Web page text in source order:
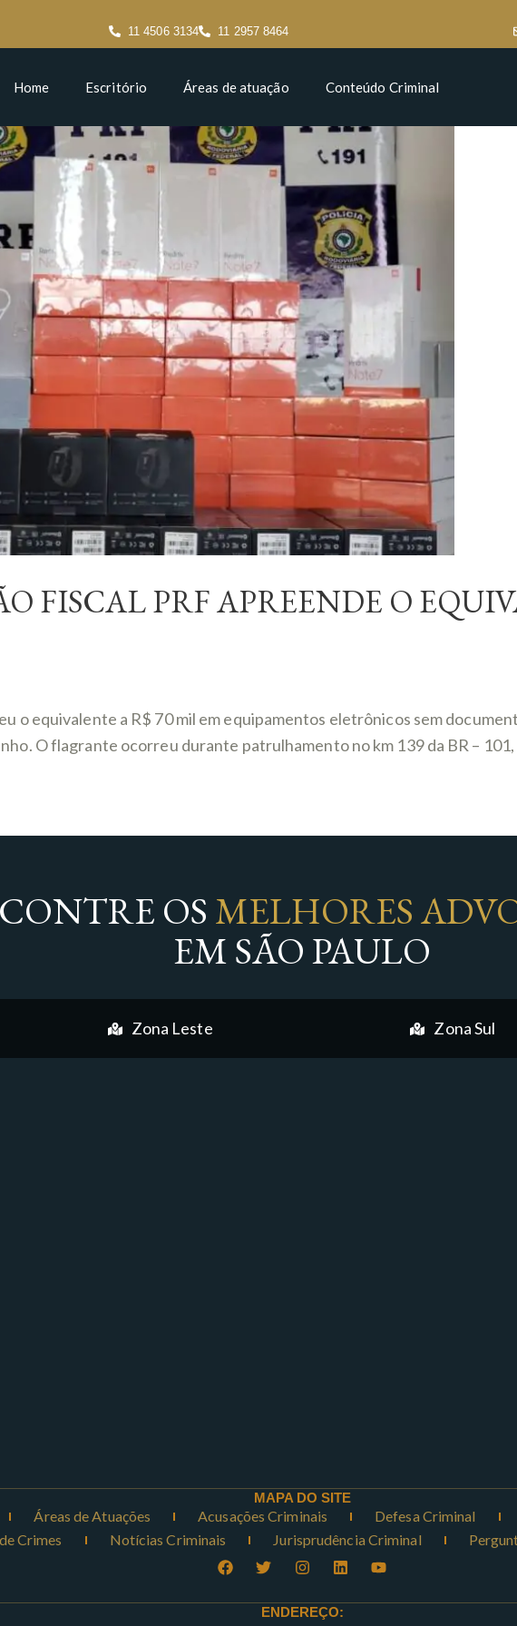
11 4506 3134 11 2957 8464
Home Escritório Áreas de atuação Conteúdo Criminal
FISCAL PRF APREENDE O
o equivalente a R$ 70 mil em equipamentos eletrônicos sem
O flagrante ocorreu durante patrulhamento no km 139 da BR –
OS MELHORES
EM SÃO PAULO
Zona Leste Zona Sul
MAPA DO SITE
Áreas de Atuações Acusações Criminais Defesa Criminal
Crimes Notícias Criminais Jurisprudência Criminal
ENDEREÇO: